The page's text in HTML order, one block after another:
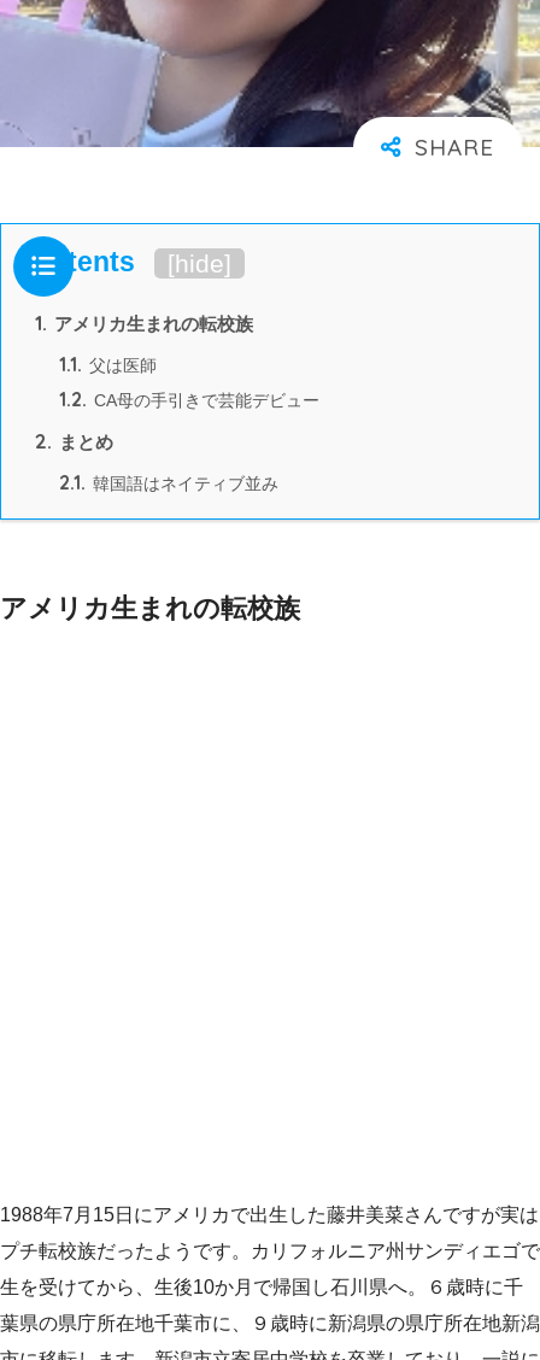
Contents [hide]
1. アメリカ生まれの転校族
1.1. 父は医師
1.2. CA母の手引きで芸能デビュー
2. まとめ
2.1. 韓国語はネイティブ並み
アメリカ生まれの転校族
1988年7月15日にアメリカで出生した藤井美菜さんですが実は
プチ転校族だったようです。カリフォルニア州サンディエゴで
生を受けてから、生後10か月で帰国し石川県へ。６歳時に千
葉県の県庁所在地千葉市に、９歳時に新潟県の県庁所在地新潟